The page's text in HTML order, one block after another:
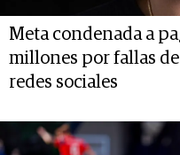
Meta condenada a
millones por fallas
redes sociales